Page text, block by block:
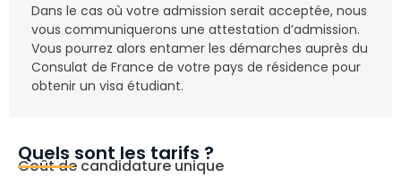
Dans le cas où votre admission serait acceptée, nous
vous communiquerons une attestation d’admission.
Vous pourrez alors entamer les démarches auprès du
Consulat de France de votre pays de résidence pour
obtenir un visa étudiant.
Quels sont les tarifs ?
Coût de candidature unique